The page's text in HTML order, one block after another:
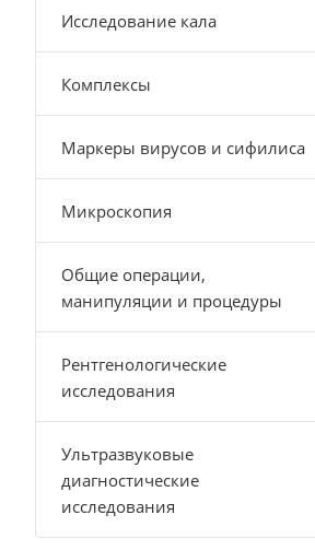
Исследование кала
Комплексы
Маркеры вирусов и сифилиса
Микроскопия
Общие операции,
манипуляции и процедуры
Рентгенологические
исследования
Ультразвуковые
диагностические
исследования